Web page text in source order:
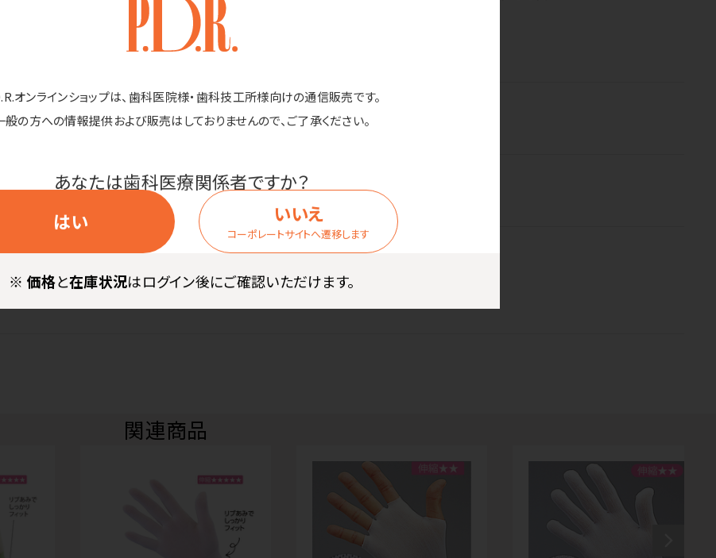
オンラインショップは、歯科医院様・歯科技工所様向けの通信販売です。
般の方への情報提供および販売はしておりませんので、ご了承ください。
あなたは歯科医療関係者ですか？
はい
いいえ
コーポレートサイトへ遷移します
※ 価格と在庫状況はログイン後にご確認いただけます。
に着用してもごわつきにくい。
首部：ナイロン、ポリエステル、天然ゴム
引っ掛かりにご注意ください。
ります。
います。アレルギーの方はご注意ください。
関連商品